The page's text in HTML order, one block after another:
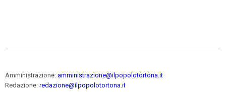
Amministrazione: amministrazione@ilpopolotortona.it
Redazione: redazione@ilpopolotortona.it